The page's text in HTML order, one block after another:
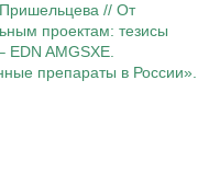
Пришельцева // От
проектам: тезисы
AMGSXE.
препараты в России».